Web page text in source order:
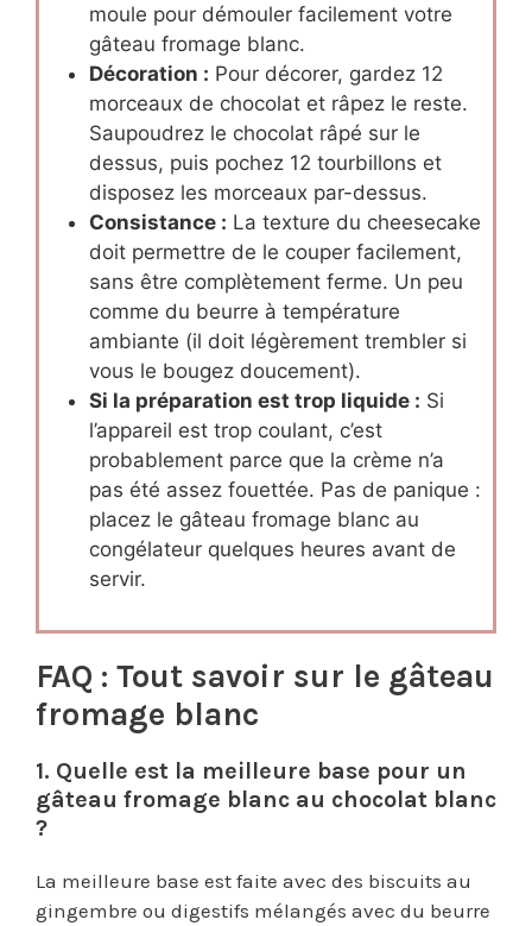
moule pour démouler facilement votre
gâteau fromage blanc.
Décoration : Pour décorer, gardez 12
morceaux de chocolat et râpez le reste.
Saupoudrez le chocolat râpé sur le
dessus, puis pochez 12 tourbillons et
disposez les morceaux par-dessus.
Consistance : La texture du cheesecake
doit permettre de le couper facilement,
sans être complètement ferme. Un peu
comme du beurre à température
ambiante (il doit légèrement trembler si
vous le bougez doucement).
Si la préparation est trop liquide : Si
l’appareil est trop coulant, c’est
probablement parce que la crème n’a
pas été assez fouettée. Pas de panique :
placez le gâteau fromage blanc au
congélateur quelques heures avant de
servir.
FAQ : Tout savoir sur le gâteau
fromage blanc
1. Quelle est la meilleure base pour un
gâteau fromage blanc au chocolat blanc
?
La meilleure base est faite avec des biscuits au
gingembre ou digestifs mélangés avec du beurre